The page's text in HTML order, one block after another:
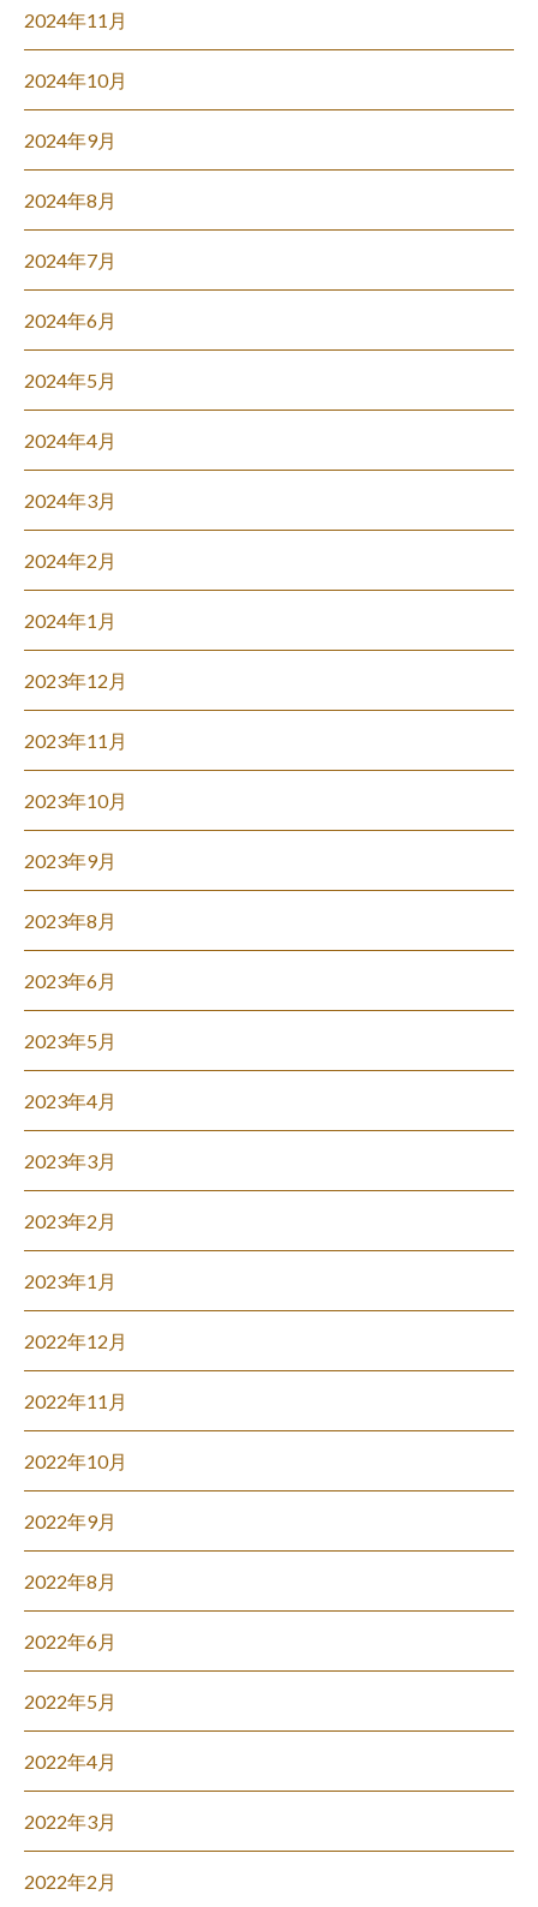
2024年11月
2024年10月
2024年9月
2024年8月
2024年7月
2024年6月
2024年5月
2024年4月
2024年3月
2024年2月
2024年1月
2023年12月
2023年11月
2023年10月
2023年9月
2023年8月
2023年6月
2023年5月
2023年4月
2023年3月
2023年2月
2023年1月
2022年12月
2022年11月
2022年10月
2022年9月
2022年8月
2022年6月
2022年5月
2022年4月
2022年3月
2022年2月